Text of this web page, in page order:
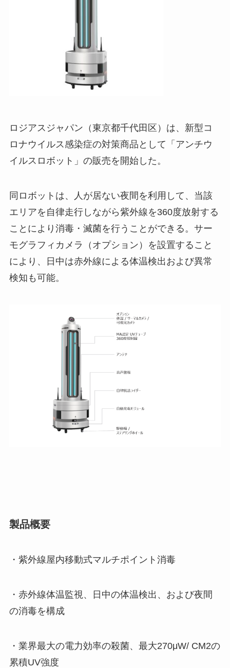
ロジアスジャパン（東京都千代田区）は、新型コ
ロナウイルス感染症の対策商品として「アンチウ
イルスロボット」の販売を開始した。
同ロボットは、人が居ない夜間を利用して、当該
エリアを自律走行しながら紫外線を360度放射する
ことにより消毒・滅菌を行うことができる。サー
モグラフィカメラ（オプション）を設置すること
により、日中は赤外線による体温検出および異常
検知も可能。
製品概要
・紫外線屋内移動式マルチポイント消毒
・赤外線体温監視、日中の体温検出、および夜間
の消毒を構成
・業界最大の電力効率の殺菌、最大270μW/ CM2の
累積UV強度